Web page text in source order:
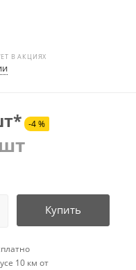
В АКЦИЯХ
-4 %
Купить
10 км от